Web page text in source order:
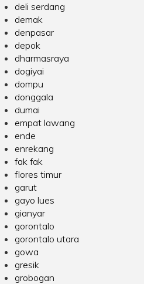
deli serdang
demak
denpasar
depok
dharmasraya
dogiyai
dompu
donggala
dumai
empat lawang
ende
enrekang
fak fak
flores timur
garut
gayo lues
gianyar
gorontalo
gorontalo utara
gowa
gresik
grobogan